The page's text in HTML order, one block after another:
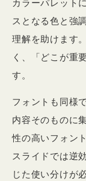
カラーパレット
スとなる色と強
理解を助けます
く、「どこが重
す。
フォントも同様
内容そのものに
性の高いフォン
スライドでは逆
じた使い分けが